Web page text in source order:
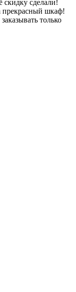
скидку сделали!
прекрасный шкаф!
только